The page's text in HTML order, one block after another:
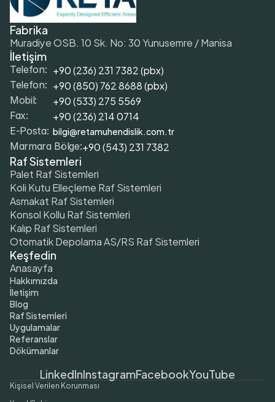
Fabrika
Muradiye OSB. 10 Sk. No: 30 Yunusemre / Manisa
İletişim
Telefon: +90 (236) 231 7382 (pbx)
Telefon: +90 (850) 762 8688 (pbx)
Mobil: +90 (533) 275 5569
Fax: +90 (236) 214 0714
E-Posta: bilgi@retamuhendislik.com.tr
Marmara Bölge:+90 (543) 231 7382
Raf Sistemleri
Palet Raf Sistemleri
Koli Kutu Elleçleme Raf Sistemleri
Asmakat Raf Sistemleri
Konsol Kollu Raf Sistemleri
Kalıp Raf Sistemleri
Otomatik Depolama AS/RS Raf Sistemleri
Keşfedin
Anasayfa
Hakkımızda
İletişim
Blog
Raf Sistemleri
Uygulamalar
Referanslar
Dökümanlar
LinkedInInstagramFacebookYouTube
Kişisel Verilen Korunması